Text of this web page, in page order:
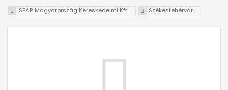
SPAR Magyarország Kereskedelmi Kft. Székesfehérvár